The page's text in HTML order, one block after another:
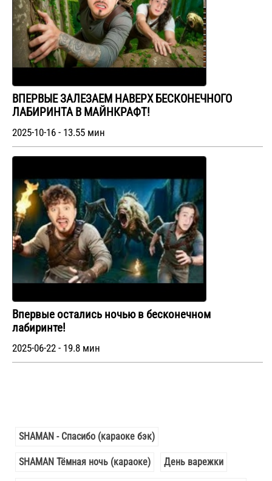
ВПЕРВЫЕ ЗАЛЕЗАЕМ НАВЕРХ БЕСКОНЕЧНОГО
ЛАБИРИНТА В МАЙНКРАФТ!
2025-10-16 - 13.55 мин
Впервые остались ночью в бесконечном
лабиринте!
2025-06-22 - 19.8 мин
SHAMAN - Спасибо (караоке бэк)
SHAMAN Тёмная ночь (караоке) День варежки